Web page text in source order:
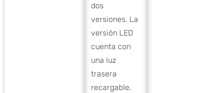
dos
versiones. La
versión LED
cuenta con
una luz
trasera
recargable.